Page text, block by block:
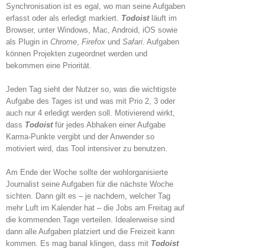
Synchronisation ist es egal, wo man seine Aufgaben
erfasst oder als erledigt markiert. Todoist läuft im
Browser, unter Windows, Mac, Android, iOS sowie
als Plugin in Chrome, Firefox und Safari. Aufgaben
können Projekten zugeordnet werden und
bekommen eine Priorität.
Jeden Tag sieht der Nutzer so, was die wichtigste
Aufgabe des Tages ist und was mit Prio 2, 3 oder
auch nur 4 erledigt werden soll. Motivierend wirkt,
dass Todoist für jedes Abhaken einer Aufgabe
Karma-Punkte vergibt und der Anwender so
motiviert wird, das Tool intensiver zu benutzen.
Am Ende der Woche sollte der wohlorganisierte
Journalist seine Aufgaben für die nächste Woche
sichten. Dann gilt es – je nachdem, welcher Tag
mehr Luft im Kalender hat – die Jobs am Freitag auf
die kommenden Tage verteilen. Idealerweise sind
dann alle Aufgaben platziert und die Freizeit kann
kommen. Es mag banal klingen, dass mit Todoist